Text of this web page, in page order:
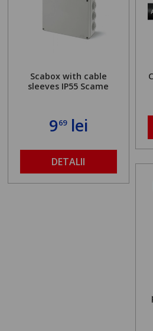
Scabox with cable
sleeves IP55 Scame
969lei
DETALII